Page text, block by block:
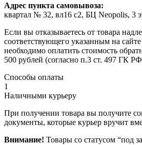
Адрес пункта самовывоза:
квартал № 32, вл16 с2, БЦ Neopolis, 3
Если вы отказываетесь от товара
соответствующего указанным на
необходимо оплатить стоимость
500 рублей (согласно п.3 ст. 497 ГК
Способы оплаты
1
Наличными курьеру
При получении товара вы получите
документы, которые курьер вручит
Внимание! Товары со статусом “под